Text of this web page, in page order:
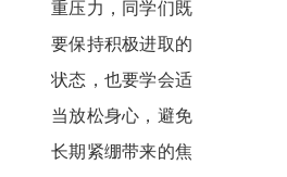
重压力，同学们既
要保持积极进取的
状态，也要学会适
当放松身心，避免
长期紧绷带来的焦